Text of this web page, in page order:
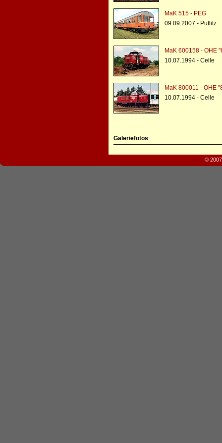
MaK 515 - PEG
09.09.2007 - Putlitz
MaK 600158 - OHE
10.07.1994 - Celle
MaK 800011 - OHE
10.07.1994 - Celle
Galeriefotos
©